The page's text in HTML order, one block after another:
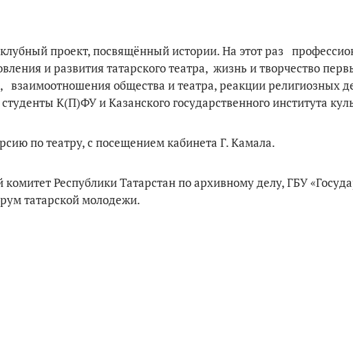
проект, посвящённый истории. На этот раз
и развития татарского театра, жизнь и творчество
взаимоотношения общества и театра, реакции религиозных
К(П)ФУ и Казанского государственного института
по театру, с посещением кабинета Г. Камала.
Республики Татарстан по архивному делу, ГБУ
татарской молодежи.